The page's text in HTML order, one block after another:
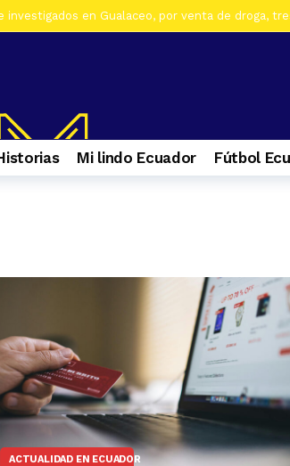
en Gualaceo, por venta de droga,
vinculados a Los Águilas son
de emergencia para quienes caminan a El Cisne
mantenimiento de la Central Hidroeléctrica
Mi lindo Ecuador Fútbol
ACTUALIDAD EN ECUADOR